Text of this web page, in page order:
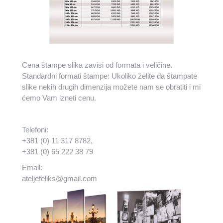
Cena štampe slika zavisi od formata i veličine.
Standardni formati štampe: Ukoliko želite da štampate
slike nekih drugih dimenzija možete nam se obratiti i mi
ćemo Vam izneti cenu.
Telefoni:
+381 (0) 11 317 8782,
+381 (0) 65 222 38 79
Email:
ateljefeliks@gmail.com